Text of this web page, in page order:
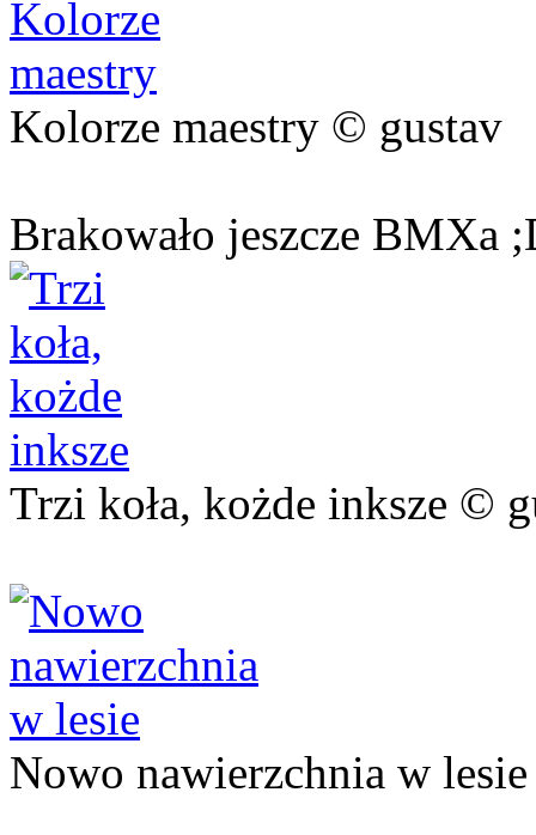
Kolorze maestry © gustav
Brakowało jeszcze BMXa
Trzi koła, kożde inksze ©
Nowo nawierzchnia w